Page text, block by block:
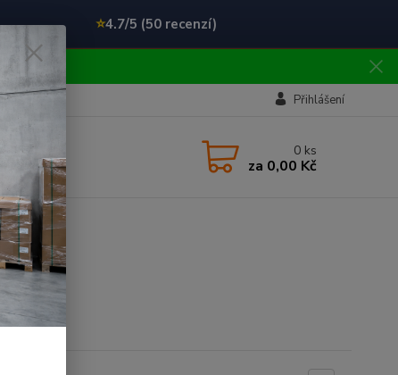
⭐4.7/5 (50 recenzí)
Přihlášení
0 ks
za 0,00 Kč